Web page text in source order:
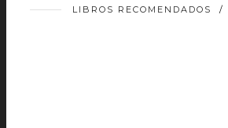
LIBROS RECOMENDADOS /